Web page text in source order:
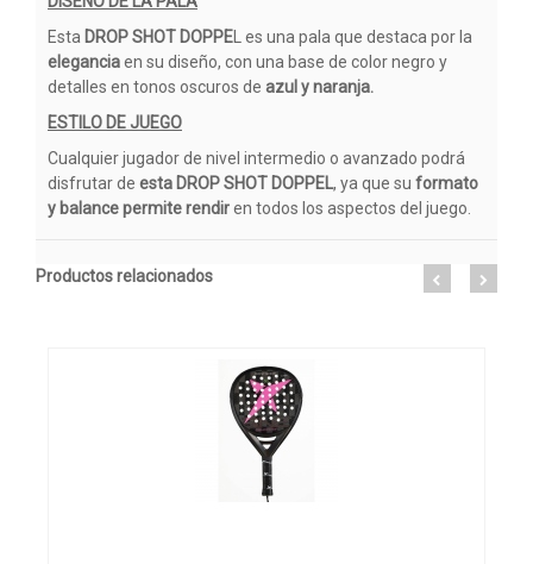
Esta DROP SHOT DOPPEL es una pala que destaca por la
eleganciaen su diseño, con una base de color negro y
detalles en tonos oscuros de azul y naranja.
ESTILO DE JUEGO
Cualquier jugador de nivel intermedio o avanzado podrá
disfrutar de esta DROP SHOT DOPPEL, ya que su formato
y balance permite rendiren todos los aspectos del juego.
Productos relacionados